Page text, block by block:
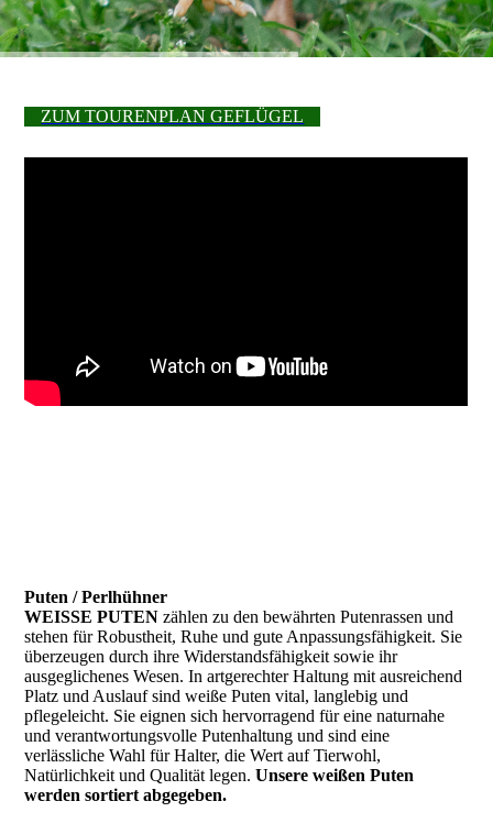
ZUM TOURENPLAN GEFLÜGEL
Puten / Perlhühner
WEISSE PUTEN zählen zu den bewährten Putenrassen und
stehen für Robustheit, Ruhe und gute Anpassungsfähigkeit. Sie
überzeugen durch ihre Widerstandsfähigkeit sowie ihr
ausgeglichenes Wesen. In artgerechter Haltung mit ausreichend
Platz und Auslauf sind weiße Puten vital, langlebig und
pflegeleicht. Sie eignen sich hervorragend für eine naturnahe
und verantwortungsvolle Putenhaltung und sind eine
verlässliche Wahl für Halter, die Wert auf Tierwohl,
Natürlichkeit und Qualität legen.Unsere weißen Puten
werden sortiert abgegeben.